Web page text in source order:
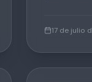
17 de julio